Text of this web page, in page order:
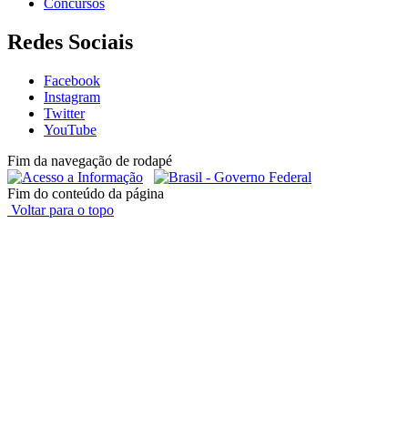
Redes Sociais
Facebook
Instagram
Twitter
YouTube
Fim da navegação de rodapé
Fim do conteúdo da página
Voltar para o topo